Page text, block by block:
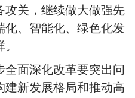
攻关，继续做大做强先
化、智能化、绿色化发
面深化改革要突出问
建新发展格局和推动高